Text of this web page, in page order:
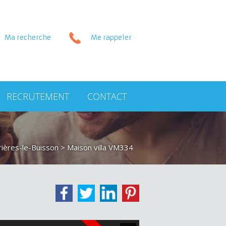
Me rappeler
Ma recherche
RECRUTEMENT CONTACT
le-Buisson > Maison villa VM334